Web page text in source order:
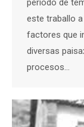
período de
este traballo
factores que
diversas
procesos…